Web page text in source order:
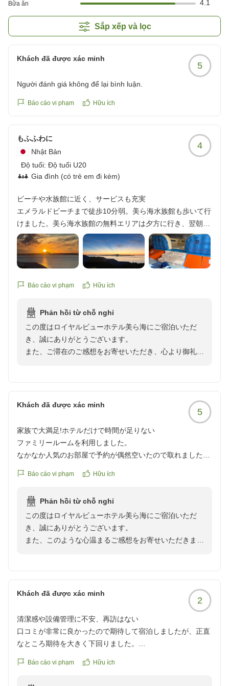
Bữa ăn 4.1
Sắp xếp và lọc
Khách đã được xác minh
5
Người đánh giá không để lại bình luận.
Báo cáo vi phạm Hữu ích
もふふわに
Nhật Bản
Độ tuổi: Độ tuổi U20
Gia đình (có trẻ em đi kèm)
4
ビーチや水族館に近く、サービスも充実
エメラルドビーチまで徒歩10分弱。美ら海水族館も歩いて行
けました。美ら海水族館の無料エリアは夕方に行き、翌朝開
園と同時にチケットを使って中を見学することができまし
た。
キッズスペースも充実していたり、夏休みでお祭り企画もあ
プコーン、夕方はお酒(焼酎とレモンサワー)もあり、よかっ
たです。
エレベーターはなく、ホテルの建物の古さは目立ちますが、
reviewId=33123478367971
Báo cáo vi phạm Hữu ích
Phản hồi từ chỗ nghỉ
この度はロイヤルビューホテル美ら海にご宿泊いただ
き、誠にありがとうございます。
また、ご滞在のご感想をお寄せいただき、心より御礼申
ホテルならではのロケーションを満喫していただけたご
様子を、大変嬉しく拝見いたしました。無料エリアと有
料エリアを分けて楽しまれたとのこと、充実した沖縄旅
行のお手伝いができましたことを光栄に存じます。
をお子様にお楽しみいただけたことに加え、ファミリー
ご提供しているアルコールサービスにもご満足いただけ
たようで、スタッフ一同大変嬉しく思っております。
建物や設備につきましてはご不便をお掛けする点もござ
しみいただければ幸いです。
また、期間限定で営業しております「もとぶ牛」をメイ
ンとしたディナーも大変ご好評をいただいておりますの
で、次回お越しの際にはぜひこちらもお楽しみください
ませ。
またお会いできます日を、スタッフ一同心よりお待ちし
Khách đã được xác minh
5
家族で大満足!ホテルだけで時間が足りない
ファミリールームを利用しました。
なかなか人気のお部屋で予約が偶然空いたので取れました
ち着くお部屋でした。
ても綺麗にしてあり、フリードリンクやポップコーンにお
酒、子供の遊ぶところや夜は縁日など、とにかく素晴らしか
ったです。
朝食も沖縄メニューもあったり、夜ブュッフェはお酒もフリ
した。
夏休みでこの内容でお値段もかなりリーズナブル。正直この
まま知られずにいたいくらいの良さでした(笑)
また沖縄に行く時は利用したいです!
クチコミの詳細はこちらから
reviewId=33123478365046
Báo cáo vi phạm Hữu ích
Phản hồi từ chỗ nghỉ
この度はロイヤルビューホテル美ら海にご宿泊いただ
き、誠にありがとうございます。
また、このような心温まるご感想をお寄せいただきまし
だけで時間が足りない」とのお言葉まで頂戴し、大変嬉
お部屋をはじめ、ファミリーフリーバーのポップコー
ン、お子様向けの遊び場や縁日、朝食やディナービュッ
い、スタッフ一同大変励みになっております。
Khách đã được xác minh
2
清潔感や設備管理に不安、再訪はない
口コミが非常に良かったので期待して宿泊しましたが、正直
なところ期待を大きく下回りました。
建物が古いこと自体は理解して予約しています。しかし、問
Báo cáo vi phạm Hữu ích